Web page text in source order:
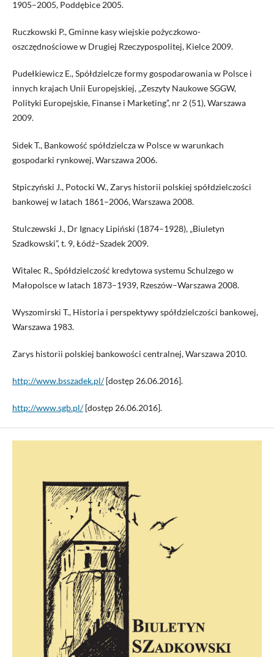
1905–2005, Poddębice 2005.
Ruczkowski P., Gminne kasy wiejskie pożyczkowo-
oszczędnościowe w Drugiej Rzeczypospolitej, Kielce 2009.
Pudełkiewicz E., Spółdzielcze formy gospodarowania w Polsce i
innych krajach Unii Europejskiej, „Zeszyty Naukowe SGGW,
Polityki Europejskie, Finanse i Marketing”, nr 2 (51), Warszawa
2009.
Sidek T., Bankowość spółdzielcza w Polsce w warunkach
gospodarki rynkowej, Warszawa 2006.
Stpiczyński J., Potocki W., Zarys historii polskiej spółdzielczości
bankowej w latach 1861–2006, Warszawa 2008.
Stulczewski J., Dr Ignacy Lipiński (1874–1928), „Biuletyn
Szadkowski”, t. 9, Łódź–Szadek 2009.
Witalec R., Spółdzielczość kredytowa systemu Schulzego w
Małopolsce w latach 1873–1939, Rzeszów–Warszawa 2008.
Wyszomirski T., Historia i perspektywy spółdzielczości bankowej,
Warszawa 1983.
Zarys historii polskiej bankowości centralnej, Warszawa 2010.
http://www.bsszadek.pl/[dostęp 26.06.2016].
http://www.sgb.pl/[dostęp 26.06.2016].